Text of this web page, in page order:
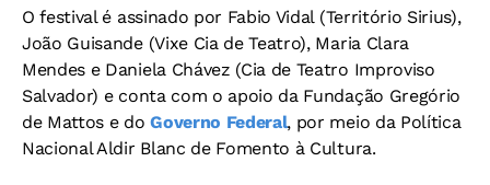
O festival é assinado por Fabio Vidal (Território Sirius),
João Guisande (Vixe Cia de Teatro), Maria Clara
Mendes e Daniela Chávez (Cia de Teatro Improviso
Salvador) e conta com o apoio da Fundação Gregório
de Mattos e doGoverno Federal, por meio da Política
Nacional Aldir Blanc de Fomento à Cultura.